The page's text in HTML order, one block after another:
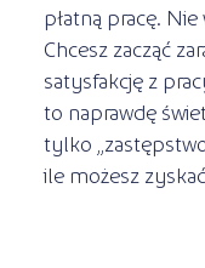
płatną pracę.
Chcesz zacząć
satysfakcję z
to naprawdę
tylko
ile możesz